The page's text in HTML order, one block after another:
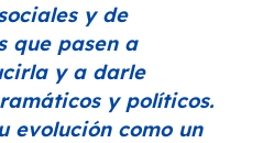
y de
que pasen a
y a darle
y políticos.
evolución como un